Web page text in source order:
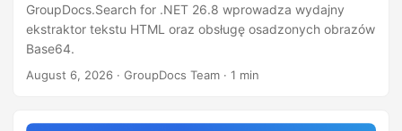
GroupDocs.Search for .NET 26.8 wprowadza wydajny
ekstraktor tekstu HTML oraz obsługę osadzonych obrazów
Base64.
August 6, 2026 · GroupDocs Team · 1 min